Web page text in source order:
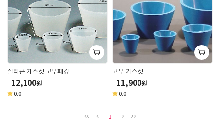
실리콘 가스켓 고무패킹
12,100원
0.0
고무 가스켓
11,900원
0.0
1